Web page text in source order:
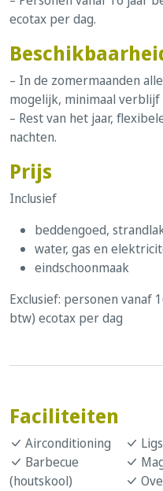
ecotax per dag.
– In de zomermaanden
mogelijk, minimaal verblijf
– Rest van het jaar,
nachten.
Prijs
Inclusief
beddengoed,
water, gas en
eindschoonmaak
Exclusief: personen vanaf
btw) ecotax per dag
Faciliteiten
Airconditioning
Barbecue
(houtskool)